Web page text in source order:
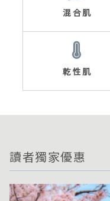
混合肌
乾性肌
讀者獨家優惠